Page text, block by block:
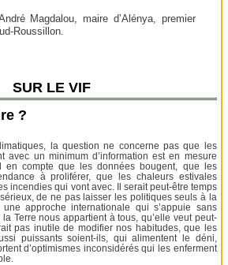
Magdalou, maire d’Alénya, premier
Roussillon.
SUR LE VIF
?
la question ne concerne pas que les
avec un minimum d’information est en mesure
en compte que les données bougent, que les
à proliférer, que les chaleurs estivales
incendies qui vont avec. Il serait peut-être temps
de ne pas laisser les politiques seuls à la
approche internationale qui s’appuie sans
Terre nous appartient à tous, qu’elle veut peut-
pas inutile de modifier nos habitudes, que les
puissants soient-ils, qui alimentent le déni,
d’optimismes inconsidérés qui les enferment